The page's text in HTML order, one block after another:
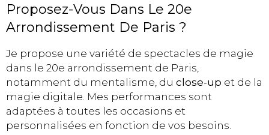
Proposez-Vous Dans Le 20e
Arrondissement De Paris ?
Je propose une variété de spectacles de magie
dans le 20e arrondissement de Paris,
notamment du mentalisme, du close-up et de la
magie digitale. Mes performances sont
adaptées à toutes les occasions et
personnalisées en fonction de vos besoins.